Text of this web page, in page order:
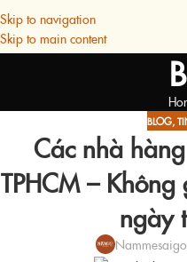
Skip to navigation
Skip to main content
BLOG,
Các nhà
TPHCM –
ngày